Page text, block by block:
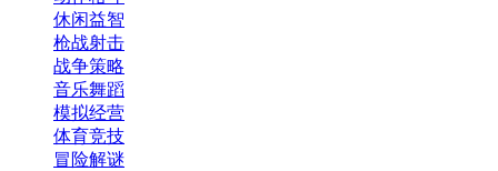
休闲益智
枪战射击
战争策略
音乐舞蹈
模拟经营
体育竞技
冒险解谜